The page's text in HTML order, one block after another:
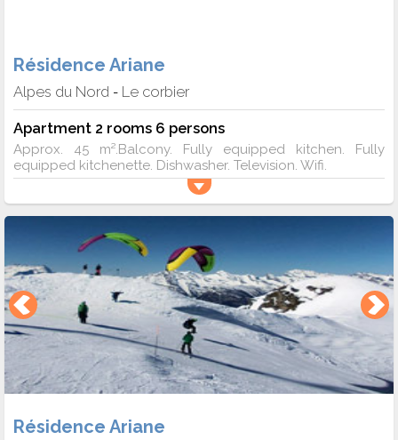
Résidence Ariane
Alpes du Nord - Le corbier
Apartment 2 rooms 6 persons
Approx. 45 m².Balcony. Fully equipped kitchen. Fully
equipped kitchenette. Dishwasher. Television. Wifi.
Résidence Ariane